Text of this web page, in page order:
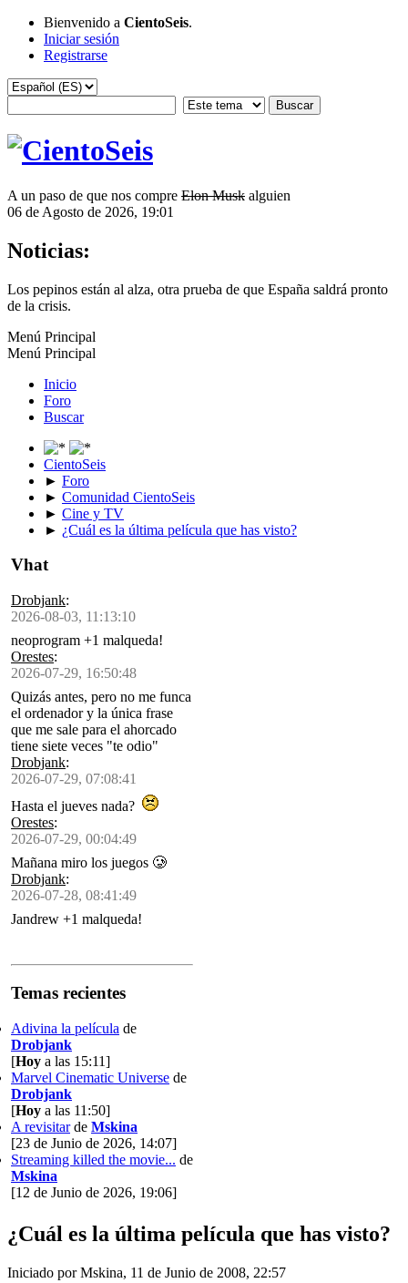
Bienvenido a CientoSeis.
Iniciar sesión
Registrarse
A un paso de que nos compre Elon Musk alguien
06 de Agosto de 2026, 19:01
Noticias:
Los pepinos están al alza, otra prueba de que España saldrá pronto
de la crisis.
Menú Principal
Menú Principal
Inicio
Foro
Buscar
CientoSeis
► Foro
► Comunidad CientoSeis
► Cine y TV
► ¿Cuál es la última película que has visto?
Vhat
Drobjank:
2026-08-03, 11:13:10
neoprogram +1 malqueda!
Orestes:
2026-07-29, 16:50:48
Quizás antes, pero no me funca
el ordenador y la única frase
que me sale para el ahorcado
tiene siete veces "te odio"
Drobjank:
2026-07-29, 07:08:41
Hasta el jueves nada?
Orestes:
2026-07-29, 00:04:49
Mañana miro los juegos 🥲
Drobjank:
2026-07-28, 08:41:49
Jandrew +1 malqueda!
Temas recientes
Adivina la película de
Drobjank
[Hoy a las 15:11]
Marvel Cinematic Universe de
Drobjank
[Hoy a las 11:50]
A revisitarde Mskina
[23 de Junio de 2026, 14:07]
Streaming killed the movie... de
Mskina
[12 de Junio de 2026, 19:06]
¿Cuál es la última película que has visto?
Iniciado por Mskina, 11 de Junio de 2008, 22:57